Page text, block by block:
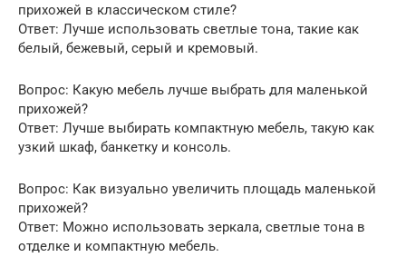
прихожей в классическом стиле?
Ответ: Лучше использовать светлые тона, такие как
белый, бежевый, серый и кремовый.
Вопрос: Какую мебель лучше выбрать для маленькой
прихожей?
Ответ: Лучше выбирать компактную мебель, такую как
узкий шкаф, банкетку и консоль.
Вопрос: Как визуально увеличить площадь маленькой
прихожей?
Ответ: Можно использовать зеркала, светлые тона в
отделке и компактную мебель.